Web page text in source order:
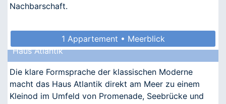
Nachbarschaft.
1 Appartement • Meerblick
Haus Atlantik
Die klare Formsprache der klassischen Moderne
macht das Haus Atlantik direkt am Meer zu einem
Kleinod im Umfeld von Promenade, Seebrücke und